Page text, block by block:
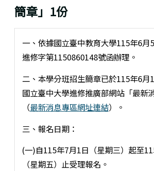
簡章」1份
一、依據國立臺中教育大學115年6月
進修字第1150860148號函辦理。
二、本學分班招生簡章已於115年6月
國立臺中大學進修推廣部網站「最新
（最新消息專區網址連結）。
三、報名日期：
(一)自115年7月1日（星期三）起至
（星期五）止受理報名。